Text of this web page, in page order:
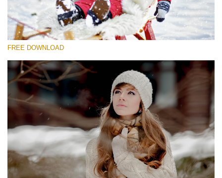
Snowy Day (30 Overlays)
Large 6000*4000px
4 Seasons (411 Overlays)
Entire Collection
(1783 Overlays)
Large 6000*4000px
無料ダウンロード
FREE DOWNLOAD